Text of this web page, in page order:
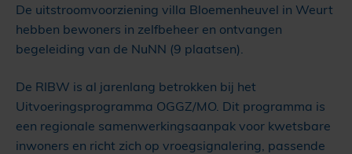
De uitstroomvoorziening villa Bloemenheuvel in Weurt
hebben bewoners in zelfbeheer en ontvangen
begeleiding van de NuNN (9 plaatsen).
De RIBW is al jarenlang betrokken bij het
Uitvoeringsprogramma OGGZ/MO. Dit programma is
een regionale samenwerkingsaanpak voor kwetsbare
inwoners en richt zich op vroegsignalering, passende